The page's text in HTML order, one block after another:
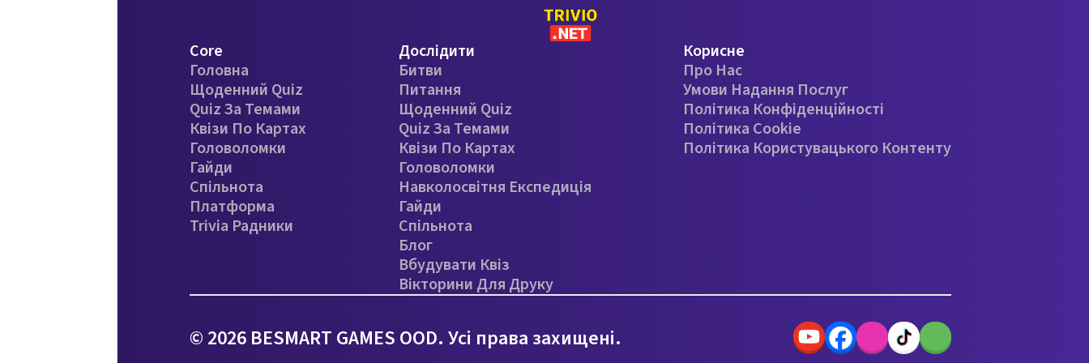
Core
Головна
Щоденний Quiz
Quiz За Темами
Квізи По Картах
Головоломки
Гайди
Спільнота
Платформа
Trivia Радники
Дослідити
Битви
Питання
Щоденний Quiz
Quiz За Темами
Квізи По Картах
Головоломки
Навколосвітня Експедиція
Гайди
Спільнота
Блог
Вбудувати Квіз
Вікторини Для Друку
Корисне
Про Нас
Умови Надання Послуг
Політика Конфіденційності
Політика Cookie
Політика Користувацького Контенту
© 2026 BESMART GAMES OOD. Усі права захищені.